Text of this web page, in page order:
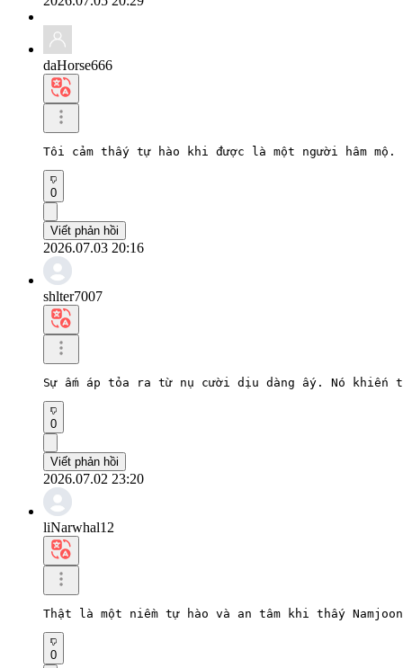
daHorse666
Tôi cảm thấy tự hào khi được là một người hâm
0
Viết phản hồi
2026.07.03 20:16
shlter7007
Sự ấm áp tỏa ra từ nụ cười dịu dàng ấy. Nó
0
Viết phản hồi
2026.07.02 23:20
liNarwhal12
Thật là một niềm tự hào và an tâm khi thấy
0